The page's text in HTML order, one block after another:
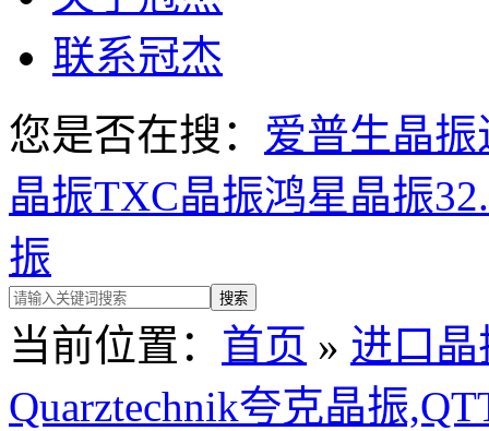
联系冠杰
您是否在搜： 爱普生晶振
晶振TXC晶振鸿星晶振
振
当前位置： 首页 » 进口晶
Quarztechnik夸克晶振